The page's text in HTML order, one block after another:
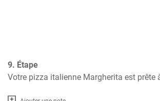
9. Étape
Votre pizza italienne Margherita est prête